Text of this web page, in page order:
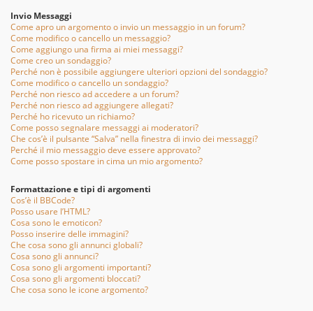
Invio Messaggi
Come apro un argomento o invio un messaggio in un forum?
Come modifico o cancello un messaggio?
Come aggiungo una firma ai miei messaggi?
Come creo un sondaggio?
Perché non è possibile aggiungere ulteriori opzioni del sondaggio?
Come modifico o cancello un sondaggio?
Perché non riesco ad accedere a un forum?
Perché non riesco ad aggiungere allegati?
Perché ho ricevuto un richiamo?
Come posso segnalare messaggi ai moderatori?
Che cos’è il pulsante “Salva” nella finestra di invio dei messaggi?
Perché il mio messaggio deve essere approvato?
Come posso spostare in cima un mio argomento?
Formattazione e tipi di argomenti
Cos’è il BBCode?
Posso usare l’HTML?
Cosa sono le emoticon?
Posso inserire delle immagini?
Che cosa sono gli annunci globali?
Cosa sono gli annunci?
Cosa sono gli argomenti importanti?
Cosa sono gli argomenti bloccati?
Che cosa sono le icone argomento?